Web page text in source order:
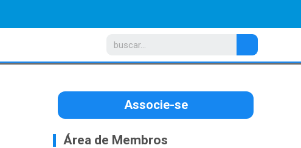
Associe-se
Área de Membros